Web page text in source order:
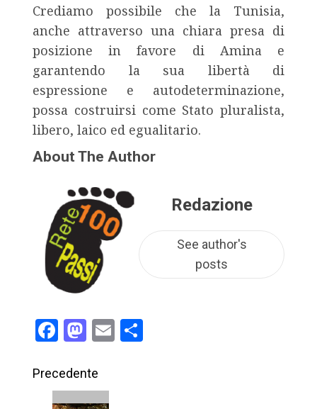
Crediamo possibile che la Tunisia,
anche attraverso una chiara presa di
posizione in favore di Amina e
garantendo la sua libertà di
espressione e autodeterminazione,
possa costruirsi come Stato pluralista,
libero, laico ed egualitario.
About The Author
Redazione
See author's
posts
Facebook
Mastodon
Email
Precedente